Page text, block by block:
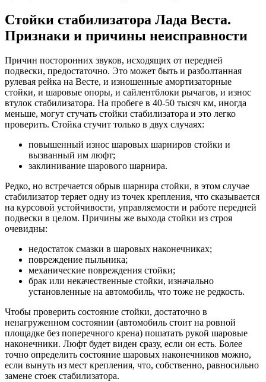
Стойки стабилизатора Лада Веста.
Признаки и причины неисправности
Причин посторонних звуков, исходящих от передней
подвески, предостаточно. Это может быть и разболтанная
рулевая рейка на Весте, и изношенные амортизаторные
стойки, и шаровые опоры, и сайлентблоки рычагов, и износ
втулок стабилизатора. На пробеге в 40-50 тысяч км, иногда
меньше, могут стучать стойки стабилизатора и это легко
проверить. Стойка стучит только в двух случаях:
повышенный износ шаровых шарниров стойки и
вызванный им люфт;
заклинивание шарового шарнира.
Редко, но встречается обрыв шарнира стойки, в этом случае
стабилизатор теряет одну из точек крепления, что сказывается
на курсовой устойчивости, управляемости и работе передней
подвески в целом. Причины же выхода стойки из строя
очевидны:
недостаток смазки в шаровых наконечниках;
повреждение пыльника;
механические повреждения стойки;
брак или некачественные стойки, изначально
установленные на автомобиль, что тоже не редкость.
Чтобы проверить состояние стойки, достаточно в
ненагруженном состоянии (автомобиль стоит на ровной
площадке без поперечного крена) пошатать рукой шаровые
наконечники. Люфт будет виден сразу, если он есть. Более
точно определить состояние шаровых наконечников можно,
если вынуть из мест крепления, что, собственно, равносильно
замене стоек стабилизатора.